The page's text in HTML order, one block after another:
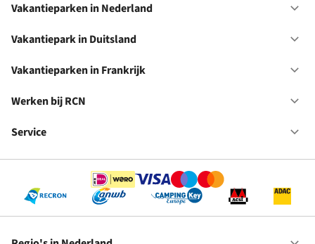
Vakantieparken in Nederland
Vakantiepark in Duitsland
Vakantieparken in Frankrijk
Werken bij RCN
Service